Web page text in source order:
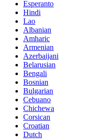
Esperanto
Hindi
Lao
Albanian
Amharic
Armenian
Azerbaijani
Belarusian
Bengali
Bosnian
Bulgarian
Cebuano
Chichewa
Corsican
Croatian
Dutch